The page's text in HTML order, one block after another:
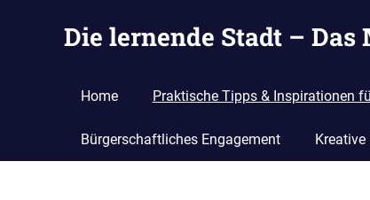
Die lernende Stadt –
suchen,
entwickeln
Home Praktische Tipps & Inspirationen
Bürgerschaftliches Engagement Kreative